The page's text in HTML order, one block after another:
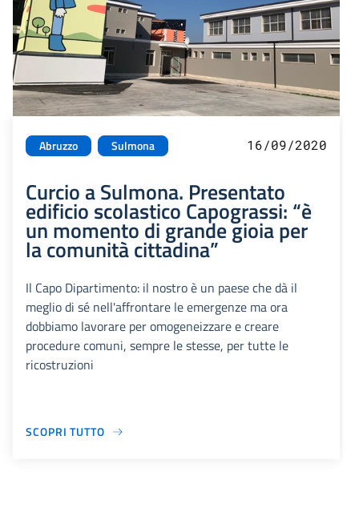
Abruzzo Sulmona 16/09/2020
Curcio a Sulmona. Presentato
edificio scolastico Capograssi: “è
un momento di grande gioia per
la comunità cittadina”
Il Capo Dipartimento: il nostro è un paese che dà il
meglio di sé nell'affrontare le emergenze ma ora
dobbiamo lavorare per omogeneizzare e creare
procedure comuni, sempre le stesse, per tutte le
ricostruzioni
SCOPRI TUTTO